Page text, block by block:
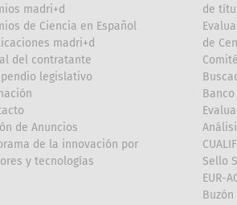
madri+d
de Ciencia en Español
madri+d
del contratante
legislativo
de Anuncios
de la innovación por
y tecnologías
de
de
Sello
EUR-